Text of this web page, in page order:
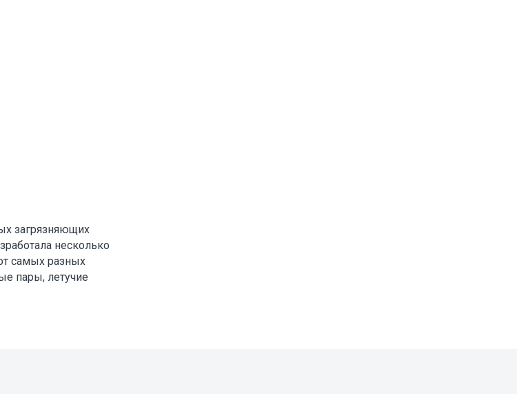
загрязняющих
несколько
самых разных
пары, летучие